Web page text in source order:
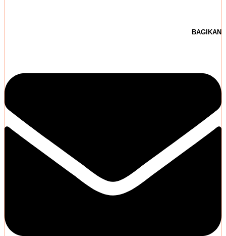
BAGIKAN